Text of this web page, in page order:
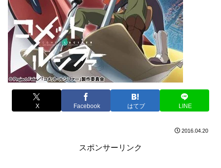
X Facebook はてブ LINE
2016.04.20
スポンサーリンク